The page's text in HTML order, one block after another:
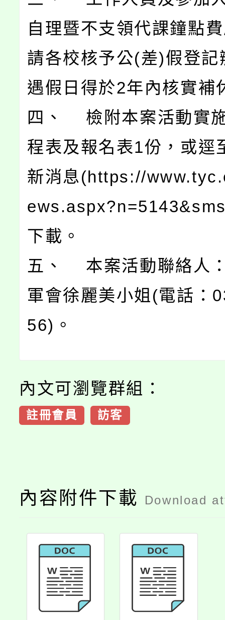
自理暨不支領代課鐘點
請各校核予公(差)假登記
遇假日得於2年內核實補
四、 檢附本案活動實
程表及報名表1份，或逕
新消息(https://
下載。
五、 本案活動聯絡人
軍會徐麗美小姐(電話：
56)。
內文可瀏覽群組：
註冊會員 訪客
內容附件下載 Download